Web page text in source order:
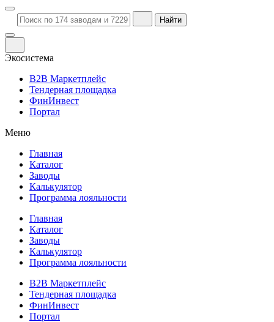
Найти
Экосистема
B2B Маркетплейс
Тендерная площадка
ФинИнвест
Портал
Меню
Главная
Каталог
Заводы
Калькулятор
Программа лояльности
Главная
Каталог
Заводы
Калькулятор
Программа лояльности
B2B Маркетплейс
Тендерная площадка
ФинИнвест
Портал